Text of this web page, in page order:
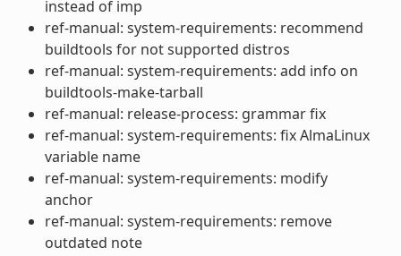
instead of imp
ref-manual: system-requirements: recommend
buildtools for not supported distros
ref-manual: system-requirements: add info on
buildtools-make-tarball
ref-manual: release-process: grammar fix
ref-manual: system-requirements: fix AlmaLinux
variable name
ref-manual: system-requirements: modify
anchor
ref-manual: system-requirements: remove
outdated note